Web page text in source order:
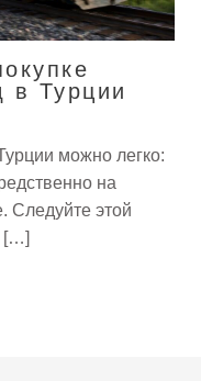
в Турции
можно легко:
на
Следуйте этой
[…]